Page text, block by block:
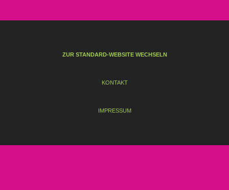
ZUR STANDARD-WEBSITE WECHSELN
KONTAKT
IMPRESSUM